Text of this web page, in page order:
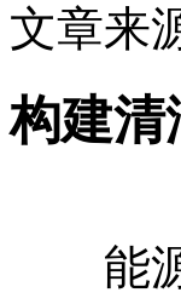
文章来
构建清
能源